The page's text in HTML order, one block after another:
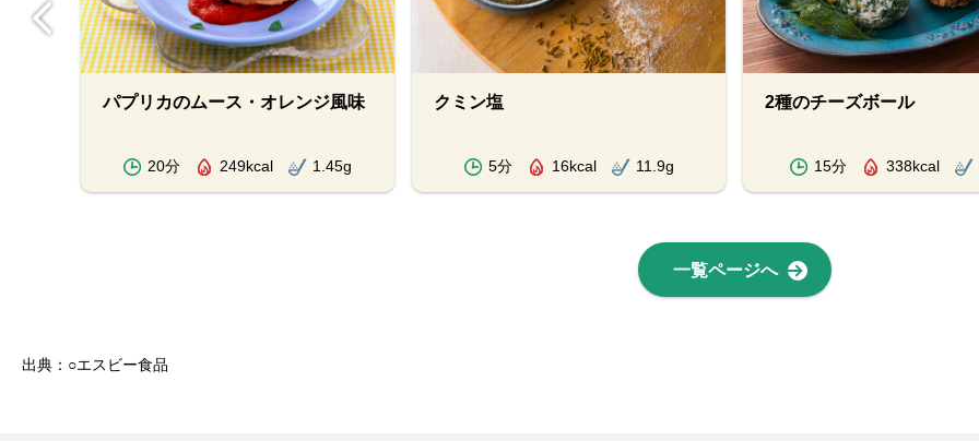
パプリカのムース・オレンジ風味
20分 249kcal 1.45g
クミン塩
5分 16kcal 11.9g
2種のチーズボール
15分 338kcal
一覧ページへ
出典：○エスビー食品